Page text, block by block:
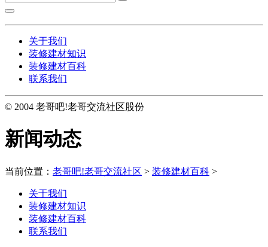
关于我们
装修建材知识
装修建材百科
联系我们
© 2004 老哥吧!老哥交流社区股份
新闻动态
当前位置： 老哥吧!老哥交流社区 > 装修建材百科 >
关于我们
装修建材知识
装修建材百科
联系我们